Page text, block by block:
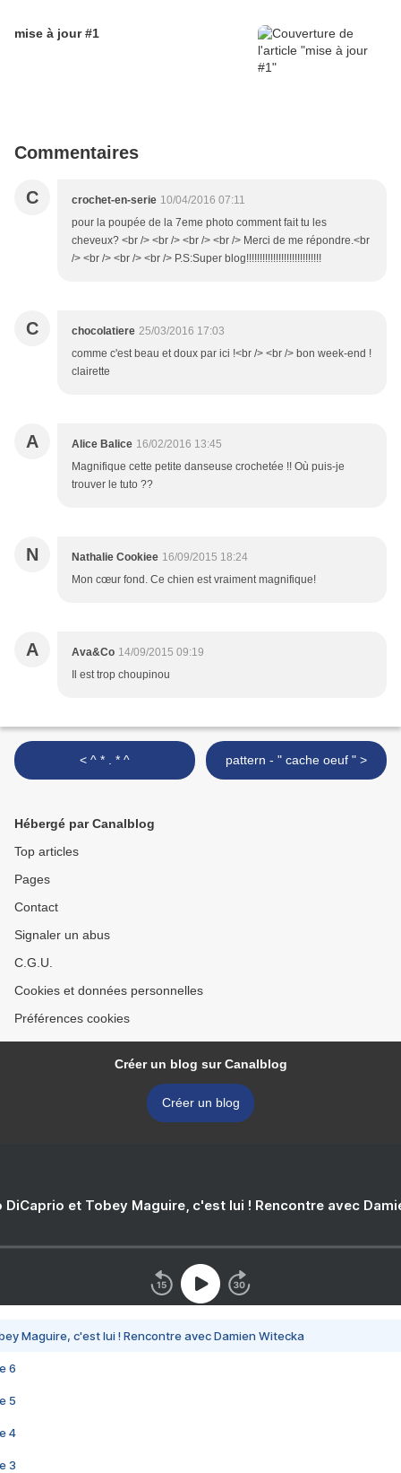
mise à jour #1
Commentaires
C crochet-en-serie 10/04/2016 07:11
pour la poupée de la 7eme photo comment fait tu les
cheveux? <br /> <br /> <br /> <br /> Merci de me répondre.<br
/> <br /> <br /> <br /> P.S:Super blog!!!!!!!!!!!!!!!!!!!!!!!!!!!!
C chocolatiere 25/03/2016 17:03
comme c'est beau et doux par ici !<br /> <br /> bon week-end !
clairette
A Alice Balice 16/02/2016 13:45
Magnifique cette petite danseuse crochetée !! Où puis-je
trouver le tuto ??
N Nathalie Cookiee 16/09/2015 18:24
Mon cœur fond. Ce chien est vraiment magnifique!
A Ava&Co 14/09/2015 09:19
Il est trop choupinou
< ^ * . * ^ pattern - " cache oeuf " >
Hébergé par Canalblog
Top articles
Pages
Contact
Signaler un abus
C.G.U.
Cookies et données personnelles
Préférences cookies
Créer un blog sur Canalblog
Créer un blog
DiCaprio et Tobey Maguire, c'est lui ! Rencontre avec
Maguire, c'est lui ! Rencontre avec Damien Witecka
6
5
4
3